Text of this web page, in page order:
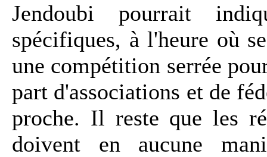
Jendoubi pourrait
spécifiques, à l'heure où
une compétition serrée
part d'associations et de
proche. Il reste que les
doivent en aucune